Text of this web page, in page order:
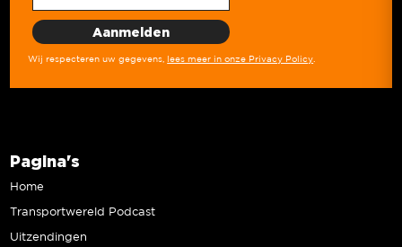
Wij respecteren uw gegevens, lees meer in onze Privacy Policy
Pagina's
Home
Transportwereld Podcast
Uitzendingen